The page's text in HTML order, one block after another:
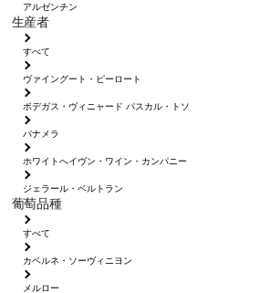
アルゼンチン
生産者
すべて
ヴァイングート・ピーロート
ボデガス・ヴィニャード パスカル・トソ
パナメラ
ホワイトへイヴン・ワイン・カンパニー
ジェラール・ベルトラン
葡萄品種
すべて
カベルネ・ソーヴィニヨン
メルロー